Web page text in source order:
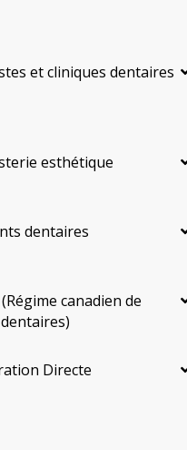
Reconstruction
OraVerse (inversion
Appareils dentaires
Urgences
Sédation
et cliniques dentaires
esthétique
dentaires
(Régime canadien de
Directe